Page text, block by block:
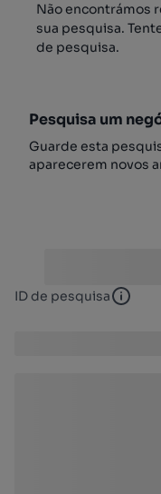
Não encontrámos
sua pesquisa.
de pesquisa.
Pesquisa um
Guarde esta
aparecerem novos
ID de pesquisa ID de